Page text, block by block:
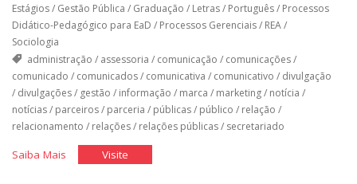
Estágios/ Gestão Pública / Graduação / Letras/ Português/ Processos
Didático-Pedagógico para EaD / Processos Gerenciais/ REA/
Sociologia
administração / assessoria / comunicação / comunicações/
comunicado / comunicados/ comunicativa / comunicativo / divulgação
/ divulgações/ gestão / informação / marca / marketing/ notícia /
notícias/ parceiros/ parceria / públicas/ público / relação /
relacionamento / relações/ relações públicas/ secretariado
Saiba Mais"RelaçõesVisite"Relações